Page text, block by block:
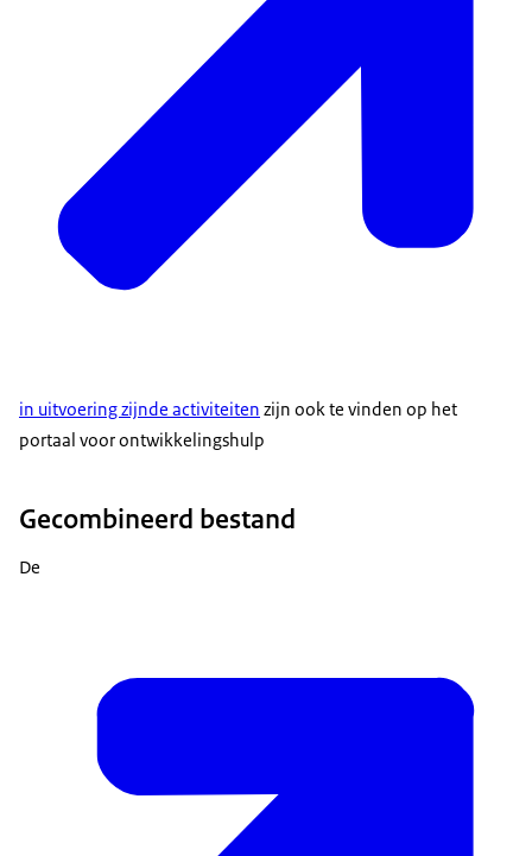
in uitvoering zijnde activiteiten zijn ook te vinden op het
portaal voor ontwikkelingshulp
Gecombineerd bestand
De